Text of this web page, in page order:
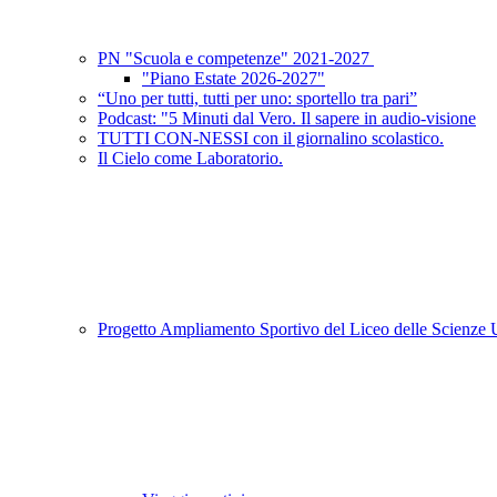
PN "Scuola e competenze" 2021-2027
"Piano Estate 2026-2027"
“Uno per tutti, tutti per uno: sportello tra pari”
Podcast: "5 Minuti dal Vero. Il sapere in audio-visione
TUTTI CON-NESSI con il giornalino scolastico.
Il Cielo come Laboratorio.
Progetto Ampliamento Sportivo del Liceo delle Scienze